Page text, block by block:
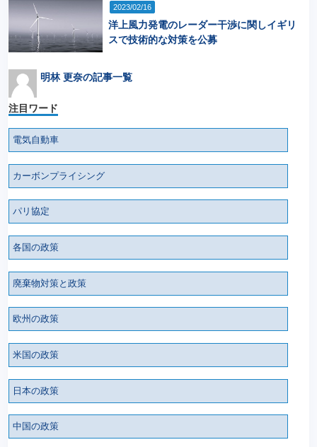
2023/02/16
洋上風力発電のレーダー干渉に関しイギリ
スで技術的な対策を公募
明林 更奈の記事一覧
注目ワード
電気自動車
カーボンプライシング
パリ協定
各国の政策
廃棄物対策と政策
欧州の政策
米国の政策
日本の政策
中国の政策